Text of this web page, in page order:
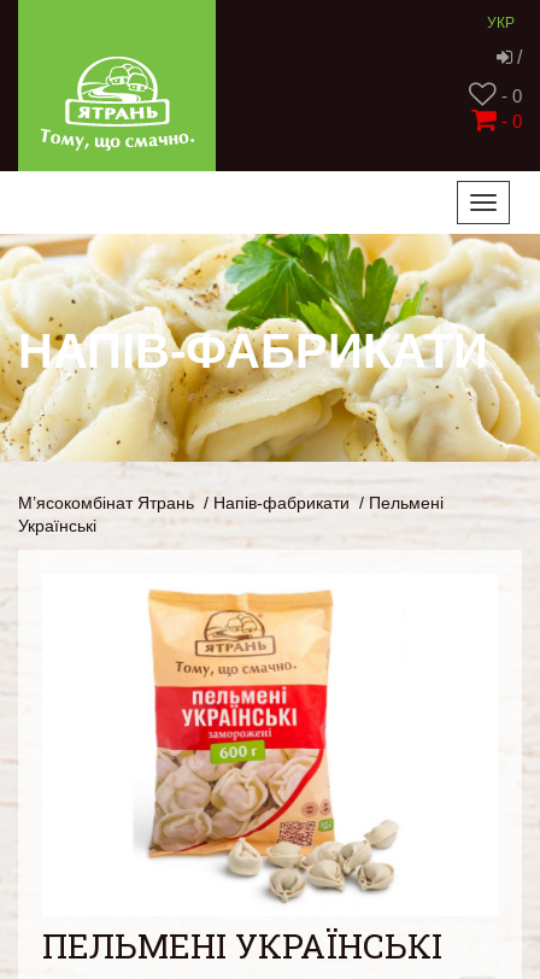
УКР
/
- 0
- 0
Toggle
НАПІВ-ФАБРИКАТИ
М’ясокомбінат Ятрань/ Напів-фабрикати / Пельмені
Українські
ПЕЛЬМЕНІ УКРАЇНСЬКІ